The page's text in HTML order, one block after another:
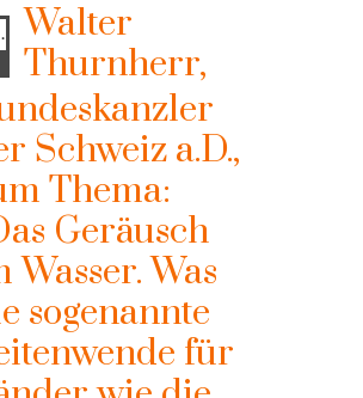
Walter
Thurnherr,
Schweiz a.D.,
Thema:
Geräusch
Wasser. Was
sogenannte
für